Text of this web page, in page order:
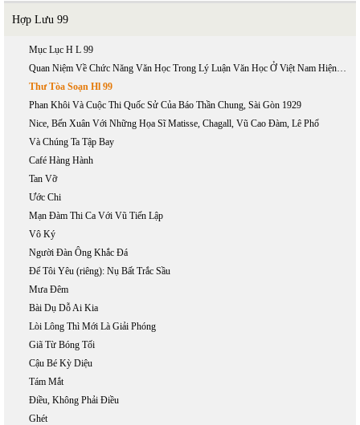
Hợp Lưu 99
Mục Lục H L 99
Quan Niệm Về Chức Năng Văn Học Trong Lý Luận Văn Học Ở Việt Nam Hiện Nay
Thư Tòa Soạn Hl 99
Phan Khôi Và Cuộc Thi Quốc Sử Của Báo Thần Chung, Sài Gòn 1929
Nice, Bến Xuân Với Những Họa Sĩ Matisse, Chagall, Vũ Cao Đàm, Lê Phổ
Và Chúng Ta Tập Bay
Café Hàng Hành
Tan Vỡ
Ước Chi
Mạn Đàm Thi Ca Với Vũ Tiến Lập
Vô Ký
Người Đàn Ông Khắc Đá
Để Tôi Yêu (riêng): Nụ Bất Trắc Sầu
Mưa Đêm
Bài Dụ Dỗ Ai Kia
Lòi Lông Thì Mới Là Giải Phóng
Giã Từ Bóng Tối
Cậu Bé Kỳ Diệu
Tám Mắt
Điều, Không Phải Điều
Ghét